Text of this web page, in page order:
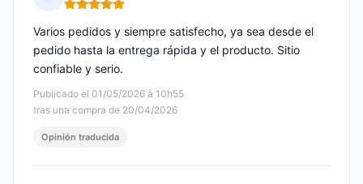
Nota: 5 de 5
Publicado el 01/05/2026 à 10h55
tras una compra de 20/04/2026
Varios pedidos y siempre satisfecho, ya sea desde el
pedido hasta la entrega rápida y el producto. Sitio
confiable y serio.
Opinión traducida